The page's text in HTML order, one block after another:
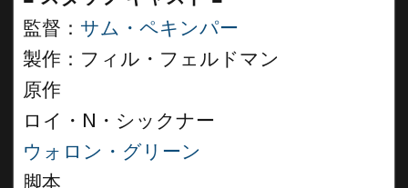
監督： サム・ペキンパー
製作：フィル・フェルドマン
原作
ロイ・N・シックナー
ウォロン・グリーン
脚本